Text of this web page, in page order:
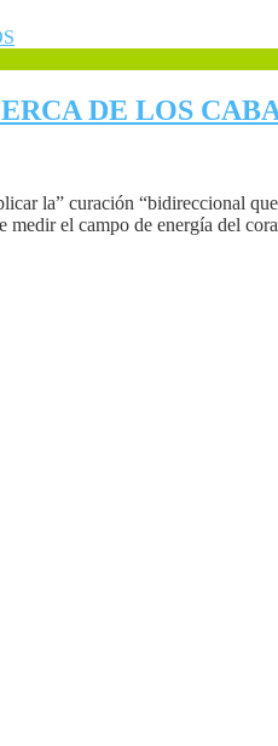
DE LOS
la” curación “bidireccional
el campo de energía del